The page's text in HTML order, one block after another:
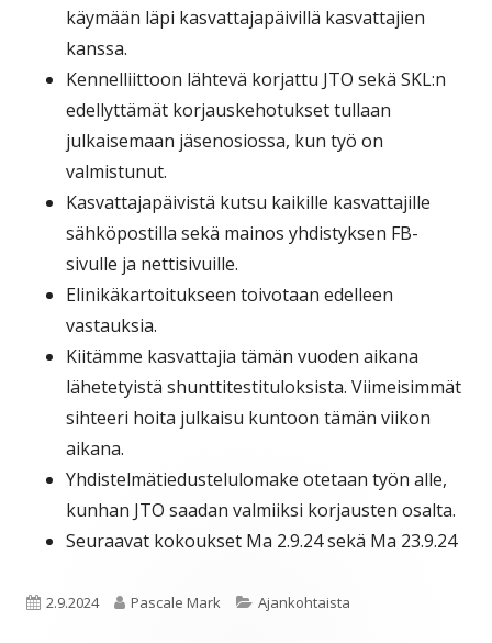
käymään läpi kasvattajapäivillä kasvattajien
kanssa.
Kennelliittoon lähtevä korjattu JTO sekä SKL:n
edellyttämät korjauskehotukset tullaan
julkaisemaan jäsenosiossa, kun työ on
valmistunut.
Kasvattajapäivistä kutsu kaikille kasvattajille
sähköpostilla sekä mainos yhdistyksen FB-
sivulle ja nettisivuille.
Elinikäkartoitukseen toivotaan edelleen
vastauksia.
Kiitämme kasvattajia tämän vuoden aikana
lähetetyistä shunttitestituloksista. Viimeisimmät
sihteeri hoita julkaisu kuntoon tämän viikon
aikana.
Yhdistelmätiedustelulomake otetaan työn alle,
kunhan JTO saadan valmiiksi korjausten osalta.
Seuraavat kokoukset Ma 2.9.24 sekä Ma 23.9.24
Julkaistu
2.9.2024 Kirjoittaja
Pascale Mark Kategoriat
Ajankohtaista